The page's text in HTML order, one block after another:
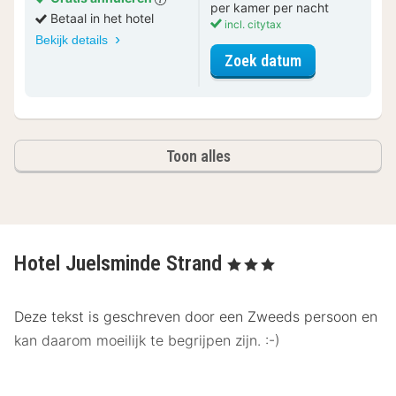
Betaal in het hotel
Bekijk details
per kamer per nacht
incl. citytax
Zoek datumvoor
Toon alles
Hotel Juelsminde Strand , 3 Sterren
Deze tekst is geschreven door een Zweeds persoon en
kan daarom moeilijk te begrijpen zijn. :-)